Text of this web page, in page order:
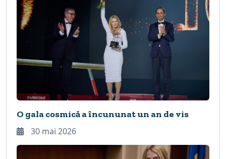
O gala cosmică a încununat un an de vis
30 mai 2026